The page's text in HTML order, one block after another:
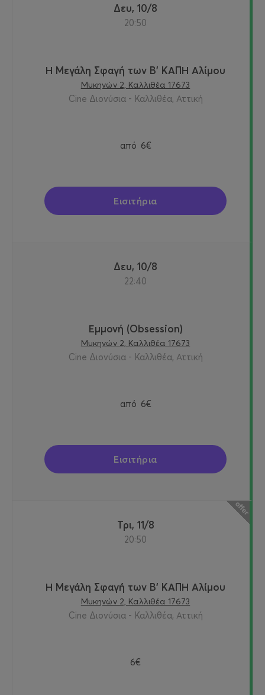
Δευ, 10/8
20:50
Η Μεγάλη Σφαγή των Β' ΚΑΠΗ Αλίμου
Μυκηνών 2, Καλλιθέα 17673
Cine Διονύσια - Καλλιθέα, Αττική
από 6€
Εισιτήρια
Δευ, 10/8
22:40
Εμμονή (Obsession)
Μυκηνών 2, Καλλιθέα 17673
Cine Διονύσια - Καλλιθέα, Αττική
από 6€
Εισιτήρια
Τρι, 11/8
20:50
Η Μεγάλη Σφαγή των Β' ΚΑΠΗ Αλίμου
Μυκηνών 2, Καλλιθέα 17673
Cine Διονύσια - Καλλιθέα, Αττική
6€